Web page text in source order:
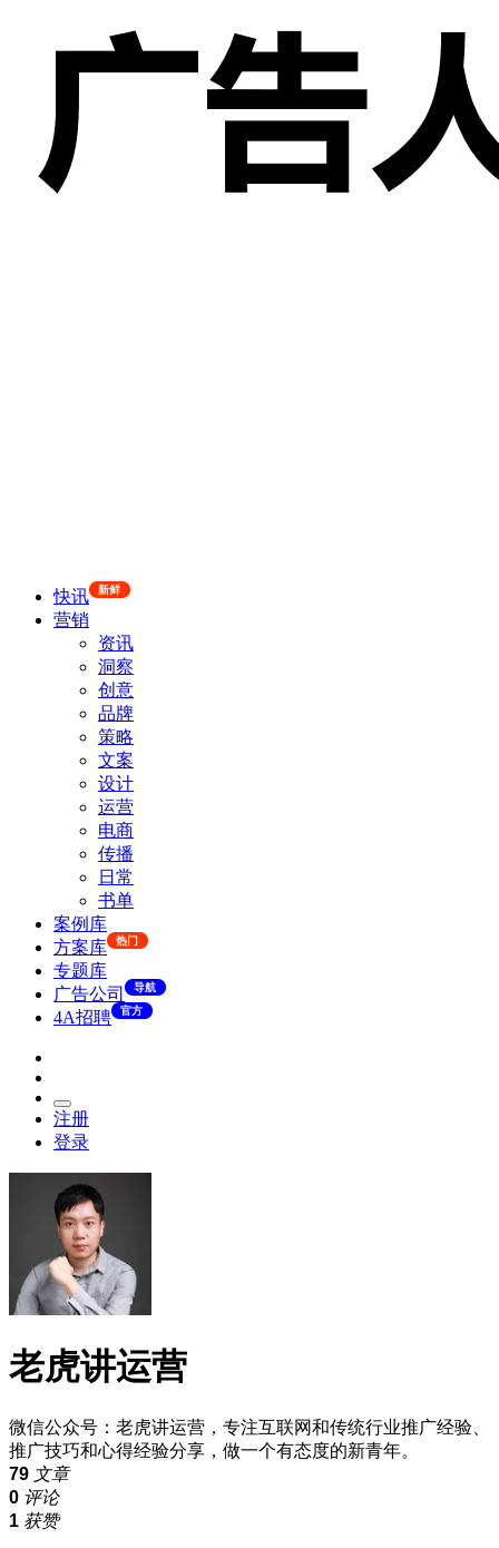
快讯 新鲜
营销
资讯
洞察
创意
品牌
策略
文案
设计
运营
电商
传播
日常
书单
案例库
方案库
热门
专题库
广告公司
导航
4A招聘 官方
注册
登录
老虎讲运营
微信公众号：老虎讲运营，专注互联网和传统行业推广经验、
推广技巧和心得经验分享，做一个有态度的新青年。
79 文章
0 评论
1 获赞